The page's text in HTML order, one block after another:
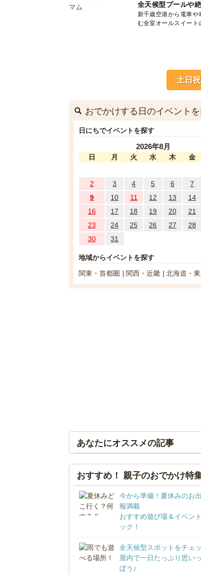
全天候型プールや
新千歳空港から電車
土日
おでかけする日のイベント
日にちでイベントを探す
2026年8月
日
月 火 水 木 金
2
3 4 5 6 7
9
10 11 12 13 14
16
17 18 19 20 21
23
24 25 26 27 28
30
31
地域からイベントを探す
関東・首都圏
関西・近畿 北海道・
あなたにオススメの記事
おすすめ！ 親子のおでかけ特
今から準備！夏休みのお
報満載
おすすめ遊び場＆イベン
ック！
全天候型スポットをチェ
屋内で一日たっぷり思い
ぼう♪